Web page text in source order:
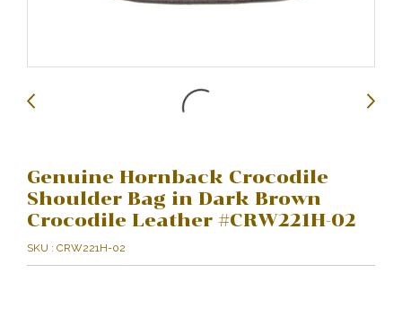
Genuine Hornback Crocodile
Shoulder Bag in Dark Brown
Crocodile Leather #CRW221H-02
SKU : CRW221H-02